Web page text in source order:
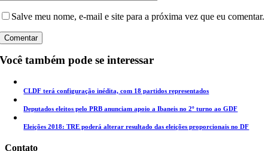
Salve meu nome, e-mail e site para a próxima vez que eu comentar.
Você também pode se interessar
CLDF terá configuração inédita, com 18 partidos representados
Deputados eleitos pelo PRB anunciam apoio a Ibaneis no 2º turno ao GDF
Eleições 2018: TRE poderá alterar resultado das eleições proporcionais no DF
Contato